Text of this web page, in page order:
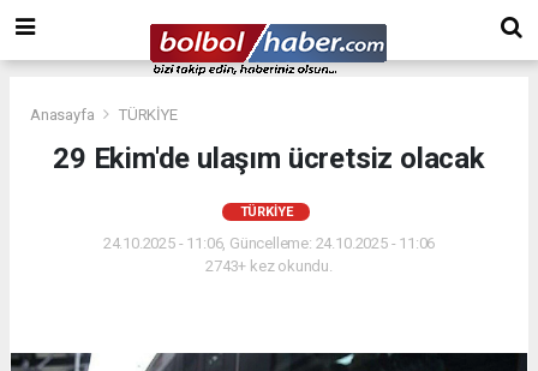
Anasayfa TÜRKİYE
29 Ekim'de ulaşım ücretsiz olacak
TÜRKİYE
24.10.2025 - 11:06, Güncelleme: 24.10.2025 - 11:06
2743+ kez okundu.